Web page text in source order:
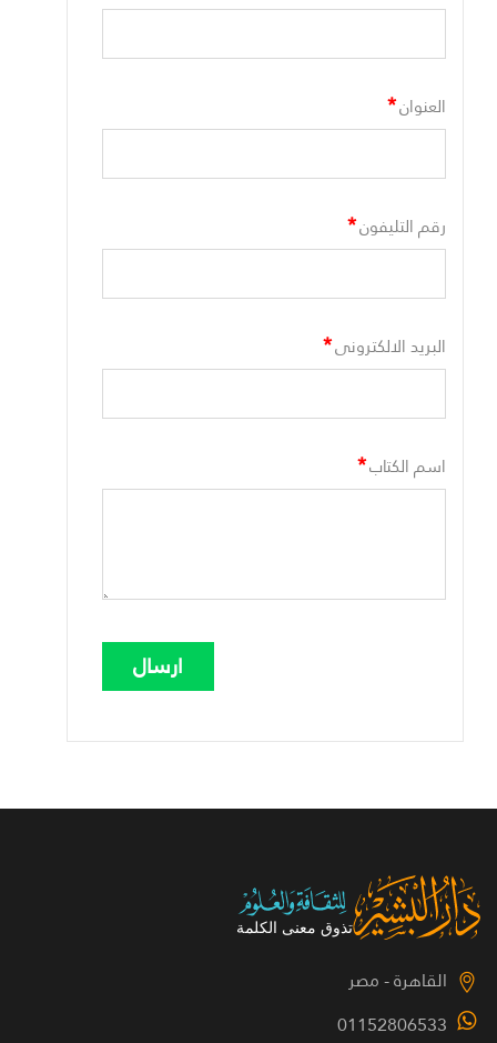
العنوان*
رقم التليفون*
البريد الالكترونى*
اسم الكتاب*
القاهرة - مصر
01152806533